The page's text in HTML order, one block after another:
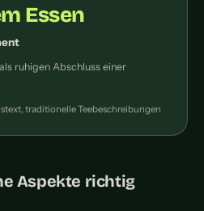
Essen
ruhigen Abschluss einer
traditionelle Teebeschreibungen
Aspekte richtig